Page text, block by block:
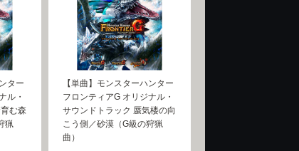
ター
ル・
む森
猟
【単曲】モンスターハンター
フロンティアG オリジナル・
サウンドトラック 蜃気楼の向
こう側／砂漠（G級の狩猟
曲）